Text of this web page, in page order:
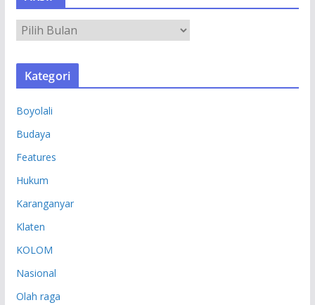
S
Kategori
Boyolali
Budaya
Features
Hukum
Karanganyar
Klaten
KOLOM
Nasional
Olah raga